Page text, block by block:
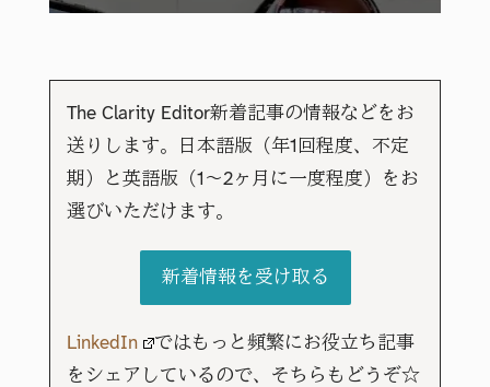
The Clarity Editor新着記事の情報などをお
送りします。日本語版（年1回程度、不定
期）と英語版（1～2ヶ月に一度程度）をお
選びいただけます。
新着情報を受け取る
LinkedIn
ではもっと頻繁にお役立ち記事
をシェアしているので、そちらもどうぞ☆